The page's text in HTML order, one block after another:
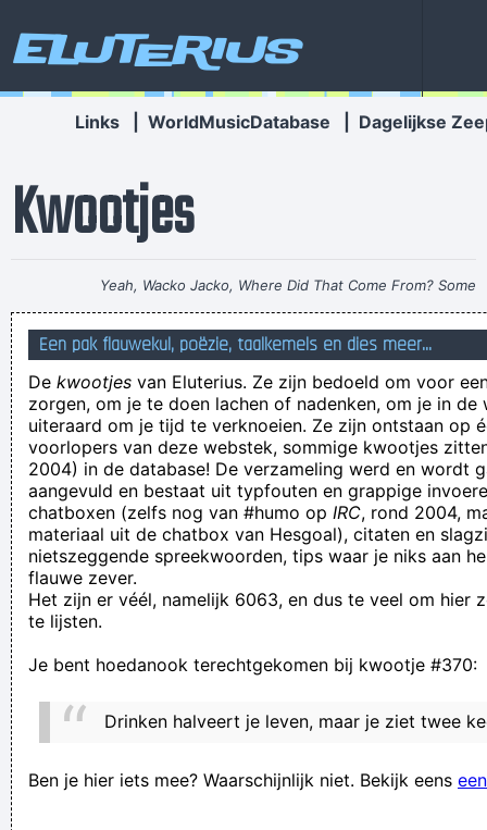
Eluterius
Links WorldMusicDatabase Dagelijkse
Kwootjes
Yeah, Wacko Jacko, Where Did That Come From? Some
English Tabloid I Have A Heart And I Have Feelings I Feel That
When You Do That To Me It´s Not Nice ~ Michael Jackson
heavensdisconnecticate
SNAP JIJ DAN NIKS!? - Jawel, ik begrijp zelf héél goed dat ik
niet slim ben
Als zeep op de vloer valt, is de zeep dan vuil of de vloer dan
proper?
Sometimes I tell Marcel I'm better off without you
Ik moet zó dikwijls kakken! Ik heb soms de indruk dat de lucht
die ik inadem zich omzet in stront, ik kak meer dan ik eet!
op een aanhangwagen rechtsgeldig is:
Starbucks verbiedt porno op zijn wifi, dus YouPorn verbiedt
ga maar weg alderwèreld, met je zeepkapsel
Een pak flauwekul, poëzie, taalkemels en dies meer...
De kwootjes van Eluterius. Ze zijn bedoeld om voor
zorgen, om je te doen lachen of nadenken, om je in de
uiteraard om je tijd te verknoeien. Ze zijn ontstaan op
voorlopers van deze webstek, sommige kwootjes
2004) in de database! De verzameling werd en wordt
aangevuld en bestaat uit typfouten en grappige
chatboxen (zelfs nog van #humo op IRC, rond 2004,
materiaal uit de chatbox van Hesgoal), citaten en
nietszeggende spreekwoorden, tips waar je niks aan
flauwe zever.
Het zijn er véél, namelijk 6063, en dus te veel om hier
te lijsten.
Je bent hoedanook terechtgekomen bij kwootje #370:
Drinken halveert je leven, maar je ziet twee
Ben je hier iets mee? Waarschijnlijk niet. Bekijk eens